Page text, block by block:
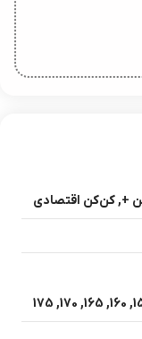
+
,کن‌کن اقتصادی
,
160
,
165
,
170
,
175